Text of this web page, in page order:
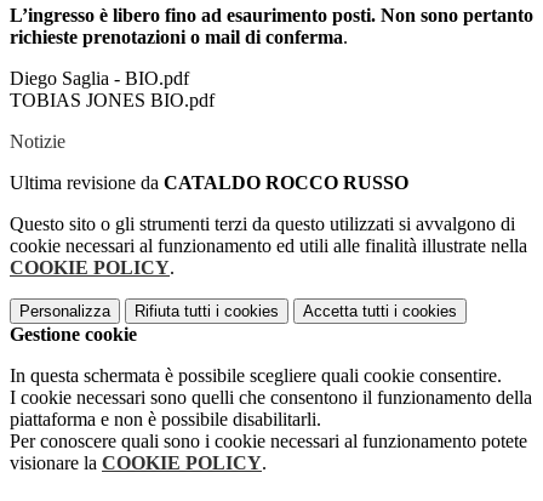
L’ingresso è libero fino ad esaurimento posti. Non sono pertanto
richieste prenotazioni o mail di conferma.
Diego Saglia - BIO.pdf
TOBIAS JONES BIO.pdf
Notizie
Ultima revisione da CATALDO ROCCO RUSSO
Questo sito o gli strumenti terzi da questo utilizzati si avvalgono di
cookie necessari al funzionamento ed utili alle finalità illustrate nella
COOKIE POLICY.
Personalizza Rifiuta tutti i cookies Accetta tutti i cookies
Gestione cookie
In questa schermata è possibile scegliere quali cookie consentire.
I cookie necessari sono quelli che consentono il funzionamento della
piattaforma e non è possibile disabilitarli.
Per conoscere quali sono i cookie necessari al funzionamento potete
visionare la COOKIE POLICY.